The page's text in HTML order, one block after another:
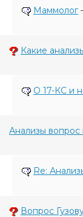
Маммолог
Какие
О 17-КС и
Анализы вопрос
Re:
Вопрос